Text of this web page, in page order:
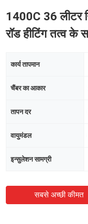
1400C 36 लीटर
रॉड हीटिंग तत्व के
कार्य तापमान
चैंबर का आकार
तापन दर
वायुमंडल
इन्सुलेशन सामग्री
सबसे अच्छी कीमत